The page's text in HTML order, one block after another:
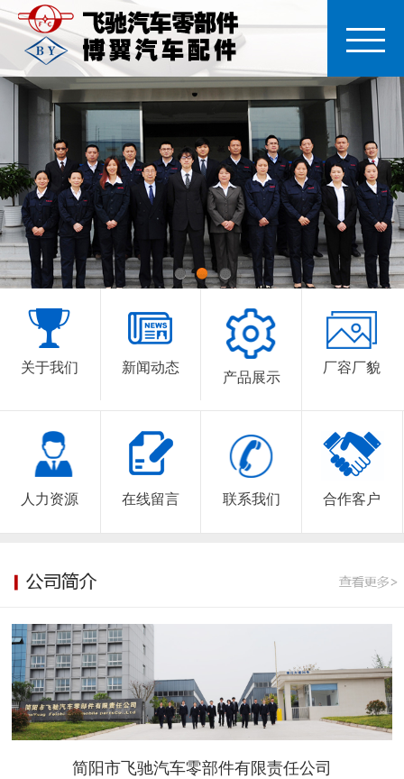
1 2 3
关于我们 新闻动态
产品展示
厂容厂貌
人力资源 在线留言 联系我们 合作客户
简阳市飞驰汽车零部件有限责任公司